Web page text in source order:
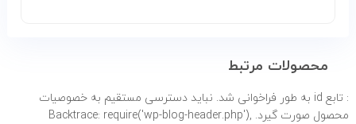
محصولات مرتبط
: تابع id به طور
فراخوانی شد. نباید دسترسی مستقیم به خصوصیات
محصول صورت گیرد. Backtrace: require('wp-blog-header.php'),